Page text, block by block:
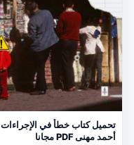
تحميل كتاب خطأ في الإجراءات
أحمد مهنى PDF مجانا